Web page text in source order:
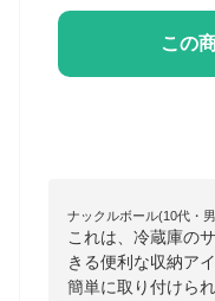
この
ナックルボール(10代・
これは、冷蔵庫の
きる便利な収納ア
簡単に取り付けら